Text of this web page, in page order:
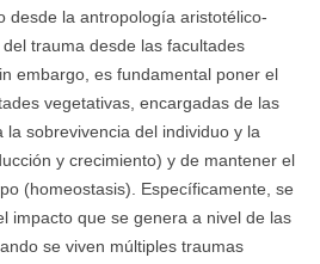
desde la antropología aristotélico-
trauma desde las facultades
embargo, es fundamental poner el
vegetativas, encargadas de las
la sobrevivencia del individuo y la
y crecimiento) y de mantener el
(homeostasis). Específicamente, se
impacto que se genera a nivel de las
se viven múltiples traumas